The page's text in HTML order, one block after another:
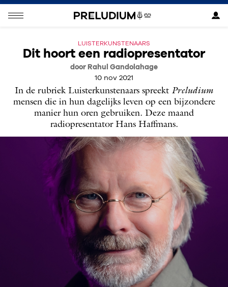
LUISTERKUNSTENAARS
Dit hoort een radiopresentator
door Rahul Gandolahage
10 nov 2021
In de rubriek Luisterkunstenaars spreekt Preludium
mensen die in hun dagelijks leven op een bijzondere
manier hun oren gebruiken. Deze maand
radiopresentator Hans Haffmans.